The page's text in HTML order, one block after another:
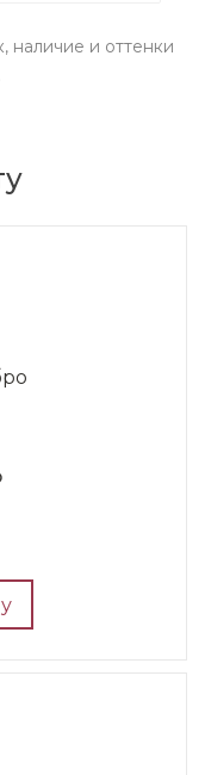
наличие и оттенки